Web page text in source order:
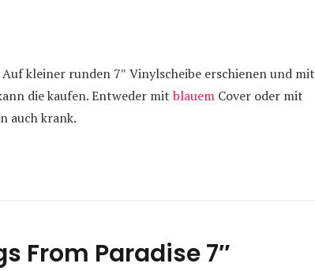
Auf kleiner runden 7″ Vinylscheibe erschienen und mit
die kaufen. Entweder mit blauem Cover oder mit
auch krank.
From Paradise 7″